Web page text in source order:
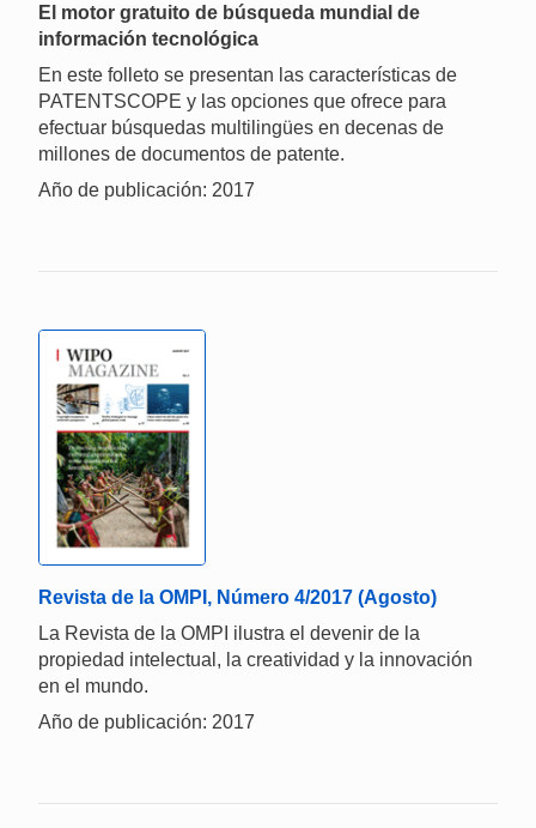
El motor gratuito de búsqueda mundial de
información tecnológica
En este folleto se presentan las características de
PATENTSCOPE y las opciones que ofrece para
efectuar búsquedas multilingües en decenas de
millones de documentos de patente.
Año de publicación: 2017
Revista de la OMPI, Número 4/2017 (Agosto)
La Revista de la OMPI ilustra el devenir de la
propiedad intelectual, la creatividad y la innovación
en el mundo.
Año de publicación: 2017